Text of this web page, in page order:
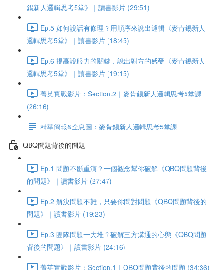
錫新人邏輯思考5堂》｜讀書影片 (29:51)
Ep.5 如何說話有條理？用順序來說出邏輯《麥肯錫新人
邏輯思考5堂》｜讀書影片 (18:45)
Ep.6 提高說服力的關鍵，說出對方的感受《麥肯錫新人
邏輯思考5堂》｜讀書影片 (19:15)
菁英實戰影片：Section.2｜麥肯錫新人邏輯思考5堂課
(26:16)
精華簡報&全息圖：麥肯錫新人邏輯思考5堂課
QBQ問題背後的問題
Ep.1 問題不斷重演？一個觀念幫你破解《QBQ問題背後
的問題》｜讀書影片 (27:47)
Ep.2 解決問題不難，只要你問對問題《QBQ問題背後的
問題》｜讀書影片 (19:23)
Ep.3 團隊問題一大堆？破解三方溝通的心態《QBQ問題
背後的問題》｜讀書影片 (24:16)
菁英實戰影片：Section.1｜QBQ問題背後的問題 (34:36)